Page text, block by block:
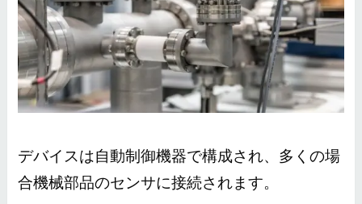
デバイスは自動制御機器で構成され、多くの場
合機械部品のセンサに接続されます。